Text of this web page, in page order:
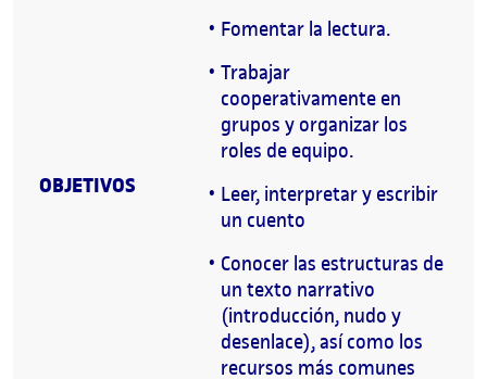
OBJETIVOS
Fomentar la lectura.
Trabajar
cooperativamente en
grupos y organizar los
roles de equipo.
Leer, interpretar y escribir
un cuento
Conocer las estructuras de
un texto narrativo
(introducción, nudo y
desenlace), así como los
recursos más comunes